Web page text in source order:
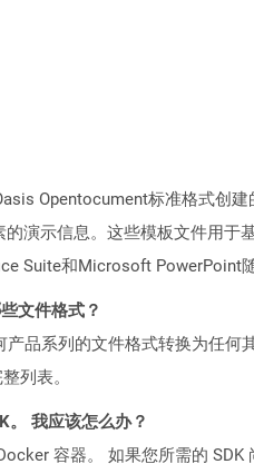
Opentocument标准格式创
演示信息。这些模板文件用
Suite和Microsoft
文件格式？
品系列的文件格式转换为任何
列表。
。 我应该怎么办？
容器。 如果您所需的 SDK